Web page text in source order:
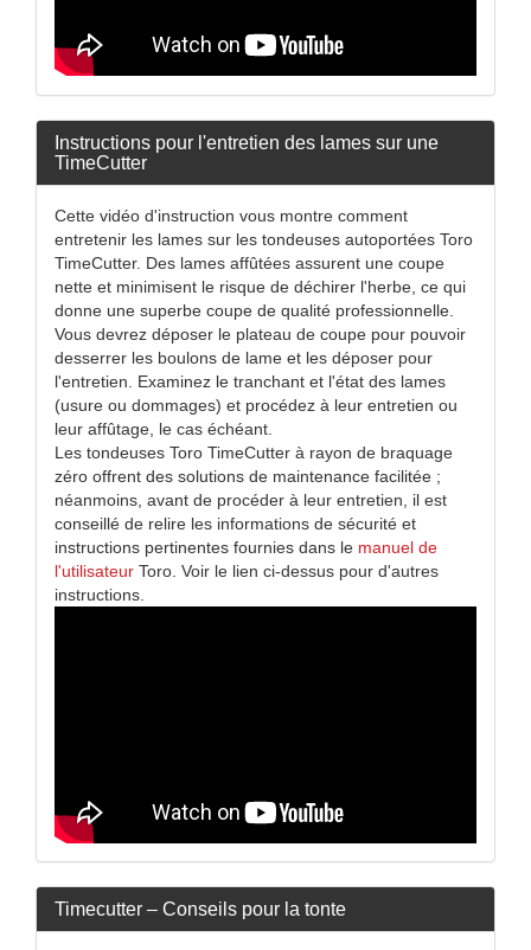
Instructions pour l'entretien des lames sur une
TimeCutter
Cette vidéo d'instruction vous montre comment
entretenir les lames sur les tondeuses autoportées Toro
TimeCutter. Des lames affûtées assurent une coupe
nette et minimisent le risque de déchirer l'herbe, ce qui
donne une superbe coupe de qualité professionnelle.
Vous devrez déposer le plateau de coupe pour pouvoir
desserrer les boulons de lame et les déposer pour
l'entretien. Examinez le tranchant et l'état des lames
(usure ou dommages) et procédez à leur entretien ou
leur affûtage, le cas échéant.
Les tondeuses Toro TimeCutter à rayon de braquage
zéro offrent des solutions de maintenance facilitée ;
néanmoins, avant de procéder à leur entretien, il est
conseillé de relire les informations de sécurité et
instructions pertinentes fournies dans le manuel de
l'utilisateur Toro. Voir le lien ci-dessus pour d'autres
instructions.
Timecutter – Conseils pour la tonte